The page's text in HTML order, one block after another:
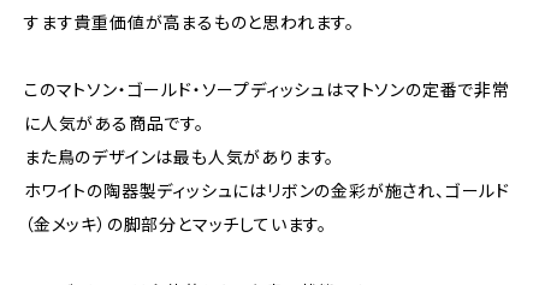
すます貴重価値が高まるものと思われます。
このマトソン・ゴールド・ソープディッシュはマトソンの定番で非常
に人気がある商品です。
また鳥のデザインは最も人気があります。
ホワイトの陶器製ディッシュにはリボンの金彩が施され、ゴールド
（金メッキ）の脚部分とマッチしています。